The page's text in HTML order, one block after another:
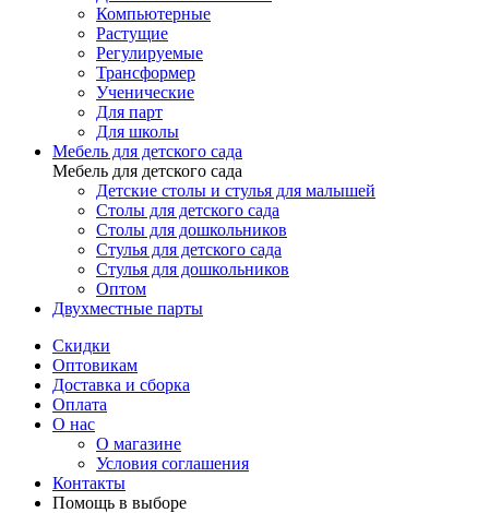
Компьютерные
Растущие
Регулируемые
Трансформер
Ученические
Для парт
Для школы
Мебель для детского сада
Мебель для детского сада
Детские столы и стулья для малышей
Столы для детского сада
Столы для дошкольников
Стулья для детского сада
Стулья для дошкольников
Оптом
Двухместные парты
Скидки
Оптовикам
Доставка и сборка
Оплата
О нас
О магазине
Условия соглашения
Контакты
Помощь в выборе